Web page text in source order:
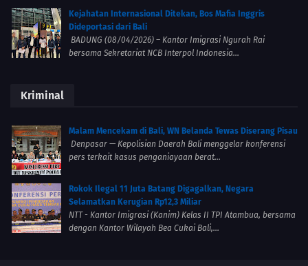
Kejahatan Internasional Ditekan, Bos Mafia Inggris
Dideportasi dari Bali
BADUNG (08/04/2026) – Kantor Imigrasi Ngurah Rai
bersama Sekretariat NCB Interpol Indonesia...
Kriminal
Malam Mencekam di Bali, WN Belanda Tewas Diserang Pisau
Denpasar — Kepolisian Daerah Bali menggelar konferensi
pers terkait kasus penganiayaan berat...
Rokok Ilegal 11 Juta Batang Digagalkan, Negara
Selamatkan Kerugian Rp12,3 Miliar
NTT - Kantor Imigrasi (Kanim) Kelas II TPI Atambua, bersama
dengan Kantor Wilayah Bea Cukai Bali,...